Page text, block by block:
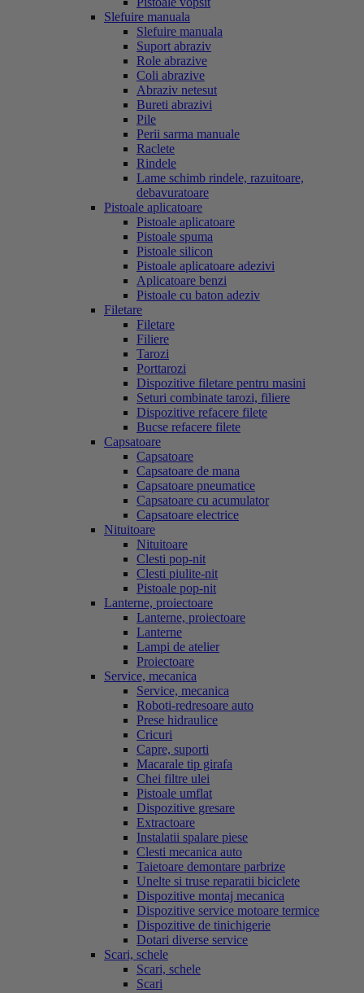
Slefuire manuala
Slefuire manuala
Suport abraziv
Role abrazive
Coli abrazive
Abraziv netesut
Bureti abrazivi
Pile
Perii sarma manuale
Raclete
Rindele
Lame schimb rindele, razuitoare,
debavuratoare
Pistoale aplicatoare
Pistoale aplicatoare
Pistoale spuma
Pistoale silicon
Pistoale aplicatoare adezivi
Aplicatoare benzi
Pistoale cu baton adeziv
Filetare
Filetare
Filiere
Tarozi
Porttarozi
Dispozitive filetare pentru masini
Seturi combinate tarozi, filiere
Dispozitive refacere filete
Bucse refacere filete
Capsatoare
Capsatoare
Capsatoare de mana
Capsatoare pneumatice
Capsatoare cu acumulator
Capsatoare electrice
Nituitoare
Nituitoare
Clesti pop-nit
Clesti piulite-nit
Pistoale pop-nit
Lanterne, proiectoare
Lanterne, proiectoare
Lanterne
Lampi de atelier
Proiectoare
Service, mecanica
Service, mecanica
Roboti-redresoare auto
Prese hidraulice
Cricuri
Capre, suporti
Macarale tip girafa
Chei filtre ulei
Pistoale umflat
Dispozitive gresare
Extractoare
Instalatii spalare piese
Clesti mecanica auto
Taietoare demontare parbrize
Unelte si truse reparatii biciclete
Dispozitive montaj mecanica
Dispozitive service motoare termice
Dispozitive de tinichigerie
Dotari diverse service
Scari, schele
Scari, schele
Scari